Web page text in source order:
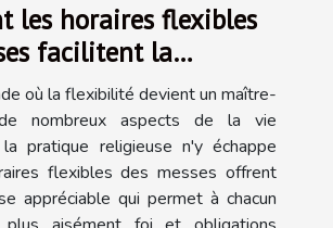
les horaires flexibles
facilitent la
où la flexibilité devient un maître-
nombreux aspects de la vie
la pratique religieuse n'y échappe
flexibles des messes offrent
appréciable qui permet à chacun